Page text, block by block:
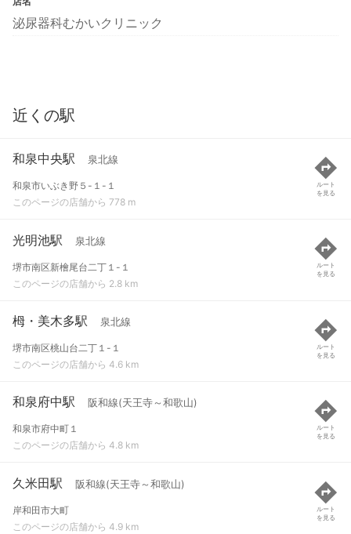
泌尿器科むかいクリニック
近くの駅
和泉中央駅 泉北線
和泉市いぶき野５-１-１
このページの店舗から 778 m
ルート
を見る
光明池駅 泉北線
堺市南区新檜尾台二丁１-１
このページの店舗から 2.8 km
ルート
を見る
栂・美木多駅 泉北線
堺市南区桃山台二丁１-１
このページの店舗から 4.6 km
ルート
を見る
和泉府中駅 阪和線(天王寺～和歌山)
和泉市府中町１
このページの店舗から 4.8 km
ルート
を見る
久米田駅 阪和線(天王寺～和歌山)
岸和田市大町
このページの店舗から 4.9 km
ルート
を見る